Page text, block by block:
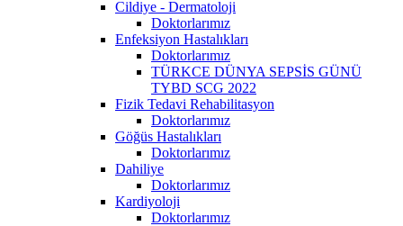
Cildiye - Dermatoloji
Doktorlarımız
Enfeksiyon Hastalıkları
Doktorlarımız
TÜRKCE DÜNYA SEPSİS GÜNÜ
TYBD SCG 2022
Fizik Tedavi Rehabilitasyon
Doktorlarımız
Göğüs Hastalıkları
Doktorlarımız
Dahiliye
Doktorlarımız
Kardiyoloji
Doktorlarımız